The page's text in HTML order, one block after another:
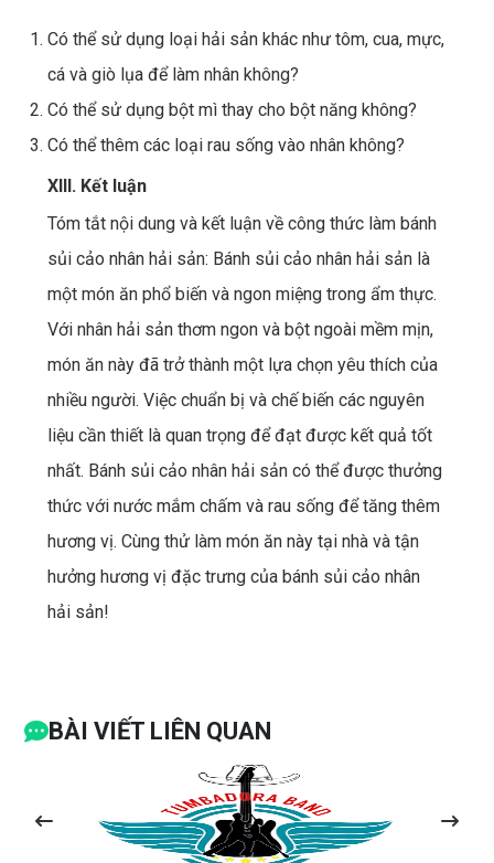
Có thể sử dụng loại hải sản khác như tôm, cua, mực,
cá và giò lụa để làm nhân không?
Có thể sử dụng bột mì thay cho bột năng không?
Có thể thêm các loại rau sống vào nhân không?
XIII. Kết luận
Tóm tắt nội dung và kết luận về công thức làm bánh
sủi cảo nhân hải sản: Bánh sủi cảo nhân hải sản là
một món ăn phổ biến và ngon miệng trong ẩm thực.
Với nhân hải sản thơm ngon và bột ngoài mềm mịn,
món ăn này đã trở thành một lựa chọn yêu thích của
nhiều người. Việc chuẩn bị và chế biến các nguyên
liệu cần thiết là quan trọng để đạt được kết quả tốt
nhất. Bánh sủi cảo nhân hải sản có thể được thưởng
thức với nước mắm chấm và rau sống để tăng thêm
hương vị. Cùng thử làm món ăn này tại nhà và tận
hưởng hương vị đặc trưng của bánh sủi cảo nhân
hải sản!
BÀI VIẾT LIÊN QUAN